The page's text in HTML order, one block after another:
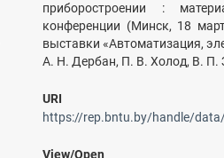
приборостроении :
конференции (Минск, 18
выставки «Автоматизация,
А. Н. Дербан, П. В. Холод, В. П.
URI
https://rep.bntu.by/handle/
View/Open